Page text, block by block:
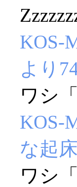
KOS-
より
ワシ
KOS-
な起
ワシ